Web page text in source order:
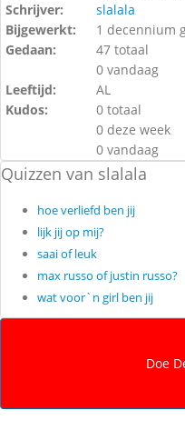
Schrijver:
slalala
Bijgewerkt:
1 decennium
Gedaan:
47 totaal
0 vandaag
Leeftijd:
AL
Kudos:
0 totaal
0 deze week
0 vandaag
Quizzen van slalala
hoe verliefd ben jij
lijk jij op mij?
saai of leuk
max russo of justin russo?
wat voor`n girl ben jij